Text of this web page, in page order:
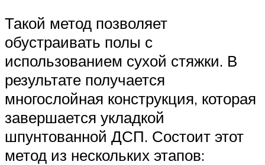
Такой метод позволяет
обустраивать полы с
использованием сухой стяжки. В
результате получается
многослойная конструкция, которая
завершается укладкой
шпунтованной ДСП. Состоит этот
метод из нескольких этапов: